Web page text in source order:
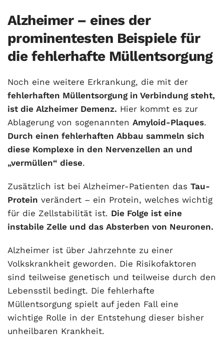
Alzheimer – eines der
prominentesten Beispiele für
die fehlerhafte Müllentsorgung
Noch eine weitere Erkrankung, die mit der
fehlerhaften Müllentsorgung in Verbindung steht,
ist die Alzheimer Demenz. Hier kommt es zur
Ablagerung von sogenanntenAmyloid-Plaques.
Durch einen fehlerhaften Abbau sammeln sich
diese Komplexe in den Nervenzellen an und
„vermüllen“ diese.
Zusätzlich ist bei Alzheimer-Patienten dasTau-
Protein verändert – ein Protein, welches wichtig
für die Zellstabilität ist. Die Folge ist eine
instabile Zelle und das Absterben von Neuronen.
Alzheimer ist über Jahrzehnte zu einer
Volkskrankheit geworden. Die Risikofaktoren
sind teilweise genetisch und teilweise durch den
Lebensstil bedingt. Die fehlerhafte
Müllentsorgung spielt auf jeden Fall eine
wichtige Rolle in der Entstehung dieser bisher
unheilbaren Krankheit.